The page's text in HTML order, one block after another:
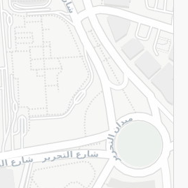
سياسة الخصوصية
قم بالتسجيل للنشرة